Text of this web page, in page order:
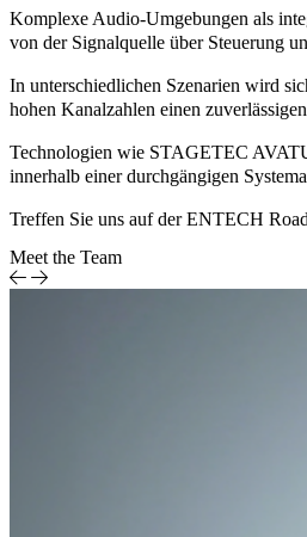
Komplexe Audio-Umgebungen als
von der Signalquelle über Steuerung
In unterschiedlichen Szenarien wird
hohen Kanalzahlen einen
Technologien wie STAGETEC
innerhalb einer durchgängigen
Treffen Sie uns auf derENTECH
Meet the Team